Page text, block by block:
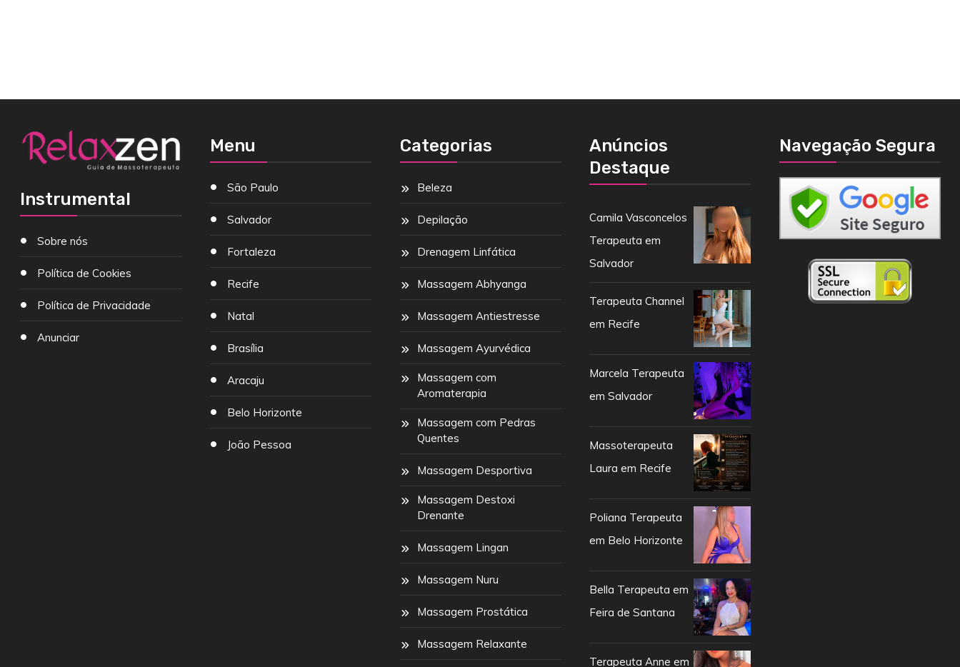
Instrumental
Sobre nós
Política de Cookies
Política de Privacidade
Anunciar
Menu
São Paulo
Salvador
Fortaleza
Recife
Natal
Brasília
Aracaju
Belo Horizonte
João Pessoa
Categorias
Beleza
Depilação
Drenagem Linfática
Massagem Abhyanga
Massagem Antiestresse
Massagem Ayurvédica
Massagem com
Aromaterapia
Massagem com Pedras
Quentes
Massagem Desportiva
Massagem Destoxi
Drenante
Massagem Lingan
Massagem Nuru
Massagem Prostática
Massagem Relaxante
Anúncios
Destaque
Camila Vasconcelos
Terapeuta em
Salvador
Terapeuta Channel
em Recife
Marcela Terapeuta
em Salvador
Massoterapeuta
Laura em Recife
Poliana Terapeuta
em Belo Horizonte
Bella Terapeuta em
Feira de Santana
Terapeuta Anne em
Navegação Segura